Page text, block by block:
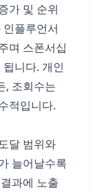
가 및 순위
플루언서
며 스폰서십
니다. 개인
, 조회수는
적입니다.
달 범위와
늘어날수록
과에 노출